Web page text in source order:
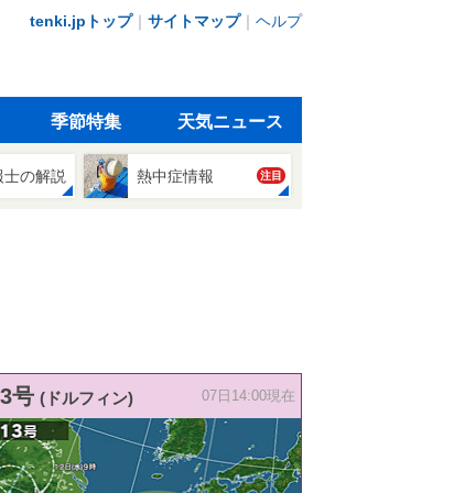
tenki.jpトップ｜ サイトマップ｜ ヘルプ
季節特集 天気ニュース
の解説 熱中症情報 注目
号 (ドルフィン) 07日14:00現在